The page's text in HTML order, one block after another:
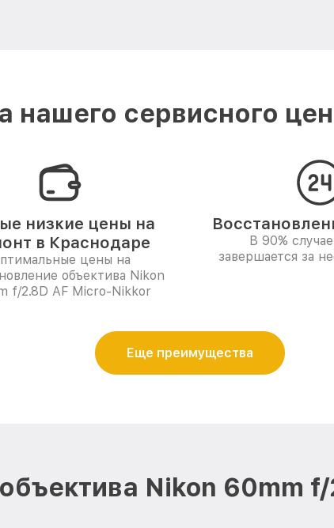
нашего сервисного
низкие цены на
в Краснодаре
цены на
объектива Nikon
f/2.8D AF Micro-Nikkor
В 90%
завершается за
Еще преимущества
Nikon 60mm